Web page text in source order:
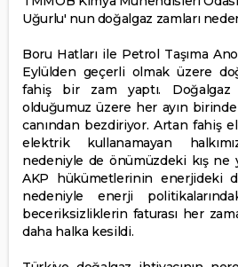
Uğurlu' nun doğalgaz zamları
Boru Hatları ile Petrol Taşıma
Eylülden geçerli olmak üzere
fahiş bir zam yaptı. Doğalgaz
olduğumuz üzere her ayın birinde
canından bezdiriyor. Artan fahiş
elektrik kullanamayan
nedeniyle de önümüzdeki kış ne
AKP hükümetlerinin enerjideki
nedeniyle enerji
beceriksizliklerin faturası her
daha halka kesildi.